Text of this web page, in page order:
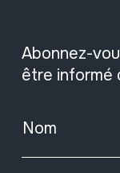
Abonnez-
être informé
Nom